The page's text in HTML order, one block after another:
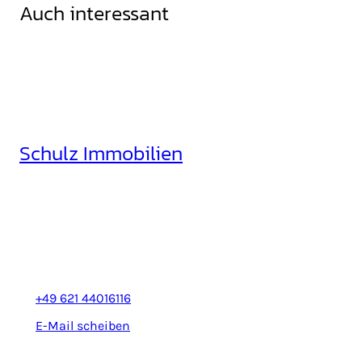
Auch interessant
Schulz Immobilien
+49 621 44016116
E-Mail scheiben